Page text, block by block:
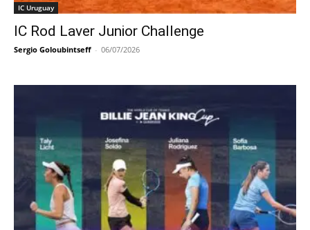
IC Uruguay
IC Rod Laver Junior Challenge
Sergio Goloubintseff - 06/07/2026